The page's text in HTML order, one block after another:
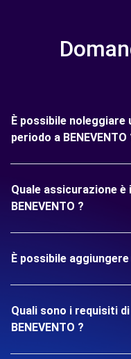
È possibile noleggiare
periodo a BENEVENTO
Quale assicurazione
BENEVENTO ?
È possibile
Quali sono i requisiti
BENEVENTO ?